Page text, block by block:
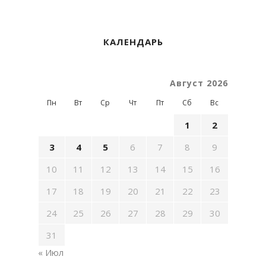
КАЛЕНДАРЬ
Август 2026
Пн Вт Ср Чт Пт Сб Вс
1
2
3
4 5 6 7 8
9
10
11 12 13 14 15
16
17
18 19 20 21 22
23
24
25 26 27 28 29
30
31
« Июл